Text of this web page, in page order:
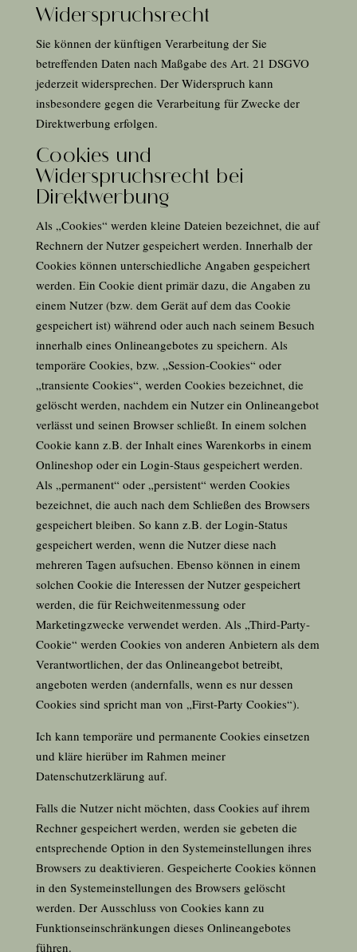
Widerspruchsrecht
Sie können der künftigen Verarbeitung der Sie
betreffenden Daten nach Maßgabe des Art. 21 DSGVO
jederzeit widersprechen. Der Widerspruch kann
insbesondere gegen die Verarbeitung für Zwecke der
Direktwerbung erfolgen.
Cookies und
Widerspruchsrecht bei
Direktwerbung
Als „Cookies“ werden kleine Dateien bezeichnet, die auf
Rechnern der Nutzer gespeichert werden. Innerhalb der
Cookies können unterschiedliche Angaben gespeichert
werden. Ein Cookie dient primär dazu, die Angaben zu
einem Nutzer (bzw. dem Gerät auf dem das Cookie
gespeichert ist) während oder auch nach seinem Besuch
innerhalb eines Onlineangebotes zu speichern. Als
temporäre Cookies, bzw. „Session-Cookies“ oder
„transiente Cookies“, werden Cookies bezeichnet, die
gelöscht werden, nachdem ein Nutzer ein Onlineangebot
verlässt und seinen Browser schließt. In einem solchen
Cookie kann z.B. der Inhalt eines Warenkorbs in einem
Onlineshop oder ein Login-Staus gespeichert werden.
Als „permanent“ oder „persistent“ werden Cookies
bezeichnet, die auch nach dem Schließen des Browsers
gespeichert bleiben. So kann z.B. der Login-Status
gespeichert werden, wenn die Nutzer diese nach
mehreren Tagen aufsuchen. Ebenso können in einem
solchen Cookie die Interessen der Nutzer gespeichert
werden, die für Reichweitenmessung oder
Marketingzwecke verwendet werden. Als „Third-Party-
Cookie“ werden Cookies von anderen Anbietern als dem
Verantwortlichen, der das Onlineangebot betreibt,
angeboten werden (andernfalls, wenn es nur dessen
Cookies sind spricht man von „First-Party Cookies“).
Ich kann temporäre und permanente Cookies einsetzen
und kläre hierüber im Rahmen meiner
Datenschutzerklärung auf.
Falls die Nutzer nicht möchten, dass Cookies auf ihrem
Rechner gespeichert werden, werden sie gebeten die
entsprechende Option in den Systemeinstellungen ihres
Browsers zu deaktivieren. Gespeicherte Cookies können
in den Systemeinstellungen des Browsers gelöscht
werden. Der Ausschluss von Cookies kann zu
Funktionseinschränkungen dieses Onlineangebotes
führen.